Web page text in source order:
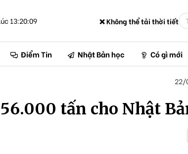
13:20:09 ❌ Không thể tải thời tiết
Điểm Tin Nhật Bản học Có gì mới
22/
tấn cho Nhật